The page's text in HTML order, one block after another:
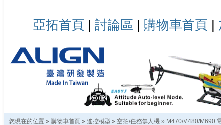
亞拓首頁 | 討論區 | 購物車首頁 |
您現在的位置 » 購物車首頁 » 遙控模型 » 空拍/任務無人機 » M470/M480/M690